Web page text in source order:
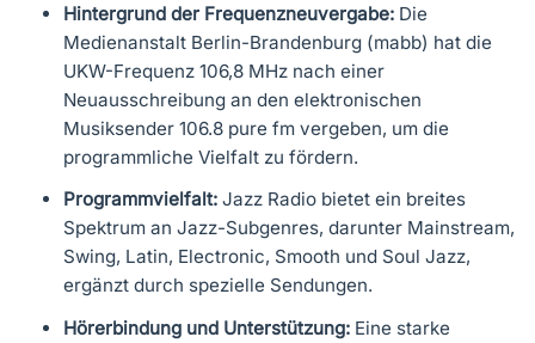
Hintergrund der Frequenzneuvergabe: Die
Medienanstalt Berlin-Brandenburg (mabb) hat die
UKW-Frequenz 106,8 MHz nach einer
Neuausschreibung an den elektronischen
Musiksender 106.8 pure fm vergeben, um die
programmliche Vielfalt zu fördern.
Programmvielfalt: Jazz Radio bietet ein breites
Spektrum an Jazz-Subgenres, darunter Mainstream,
Swing, Latin, Electronic, Smooth und Soul Jazz,
ergänzt durch spezielle Sendungen.
Hörerbindung und Unterstützung: Eine starke